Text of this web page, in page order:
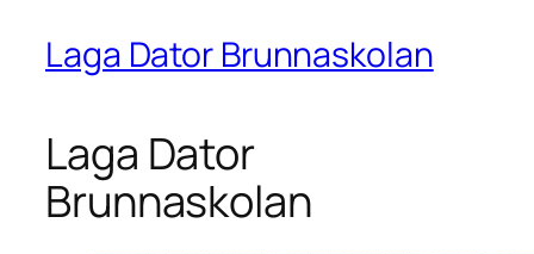
Laga Dator Brunnaskolan
Laga Dator
Brunnaskolan